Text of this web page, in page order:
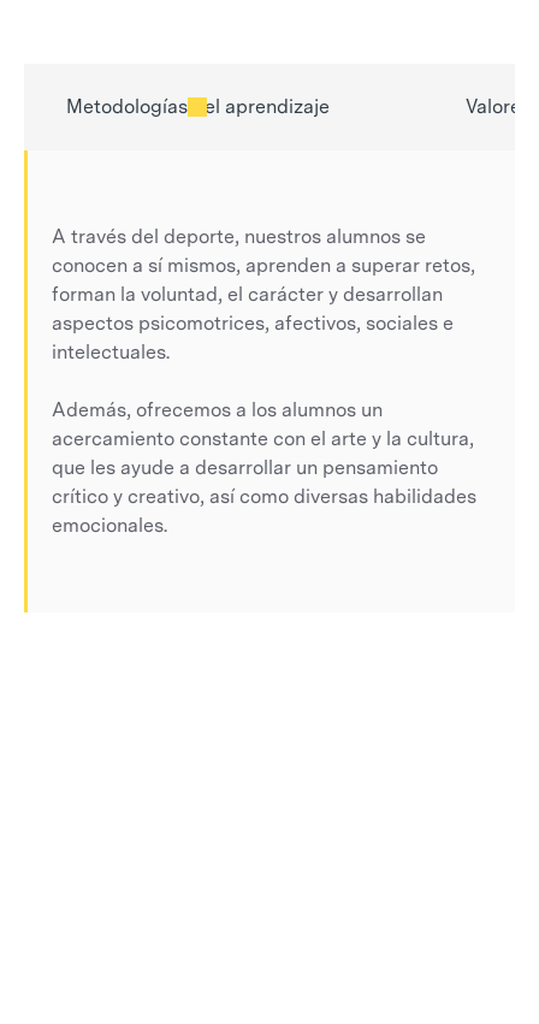
Metodologías del aprendizaje Valores
A través del deporte, nuestros alumnos se
conocen a sí mismos, aprenden a superar retos,
forman la voluntad, el carácter y desarrollan
aspectos psicomotrices, afectivos, sociales e
intelectuales.
Además, ofrecemos a los alumnos un
acercamiento constante con el arte y la cultura,
que les ayude a desarrollar un pensamiento
crítico y creativo, así como diversas habilidades
emocionales.